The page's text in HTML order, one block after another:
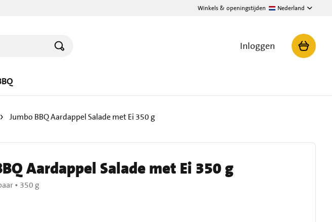
Winkels & openingstijden Nederland
Inloggen
Jumbo BBQ Aardappel Salade met Ei 350 g
Aardappel Salade met Ei 350 g
• 350 g